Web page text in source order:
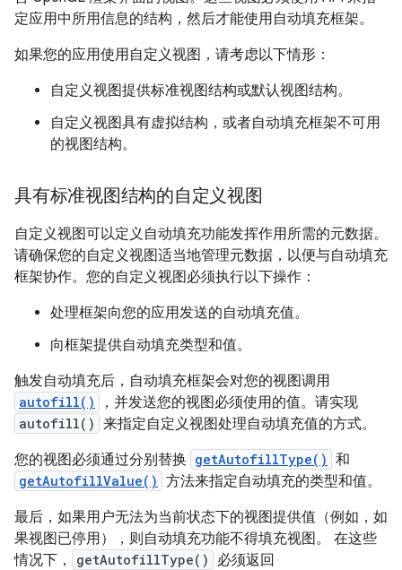
定应用中所用信息的结构，然后才能使用自动填充框架。
如果您的应用使用自定义视图，请考虑以下情形：
自定义视图提供标准视图结构或默认视图结构。
自定义视图具有虚拟结构，或者自动填充框架不可用
的视图结构。
具有标准视图结构的自定义视图
自定义视图可以定义自动填充功能发挥作用所需的元数据。
请确保您的自定义视图适当地管理元数据，以便与自动填充
框架协作。您的自定义视图必须执行以下操作：
处理框架向您的应用发送的自动填充值。
向框架提供自动填充类型和值。
触发自动填充后，自动填充框架会对您的视图调用
autofill() ，并发送您的视图必须使用的值。请实现
autofill() 来指定自定义视图处理自动填充值的方式。
您的视图必须通过分别替换 getAutofillType() 和
getAutofillValue() 方法来指定自动填充的类型和值。
最后，如果用户无法为当前状态下的视图提供值（例如，如
果视图已停用），则自动填充功能不得填充视图。 在这些
情况下，
getAutofillType() 必须返回